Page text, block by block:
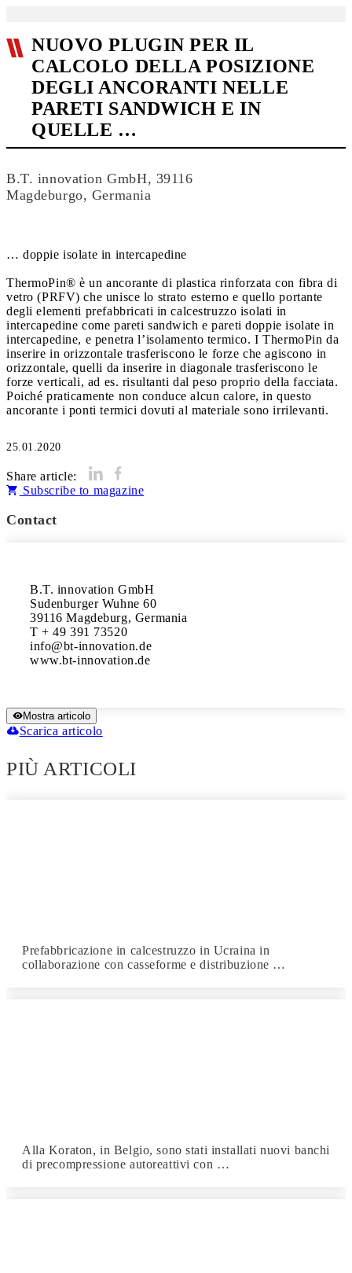
NUOVO PLUGIN PER IL
CALCOLO DELLA POSIZIONE
DEGLI ANCORANTI NELLE
PARETI SANDWICH E IN
QUELLE …
B.T. innovation GmbH, 39116
Magdeburgo, Germania
… doppie isolate in intercapedine
ThermoPin® è un ancorante di plastica rinforzata con fibra di
vetro (PRFV) che unisce lo strato esterno e quello portante
degli elementi prefabbricati in calcestruzzo isolati in
intercapedine come pareti sandwich e pareti doppie isolate in
intercapedine, e penetra l’isolamento termico. I ThermoPin da
inserire in orizzontale trasferiscono le forze che agiscono in
orizzontale, quelli da inserire in diagonale trasferiscono le
forze verticali, ad es. risultanti dal peso proprio della facciata.
Poiché praticamente non conduce alcun calore, in questo
ancorante i ponti termici dovuti al materiale sono irrilevanti.
25.01.2020
Share article:
Subscribe to magazine
Contact
B.T. innovation GmbH
Sudenburger Wuhne 60
39116 Magdeburg, Germania
T + 49 391 73520
info@bt-innovation.de
www.bt-innovation.de
Mostra articolo
Scarica articolo
PIÙ ARTICOLI
Prefabbricazione in calcestruzzo in Ucraina in
collaborazione con casseforme e distribuzione …
Alla Koraton, in Belgio, sono stati installati nuovi banchi
di precompressione autoreattivi con …